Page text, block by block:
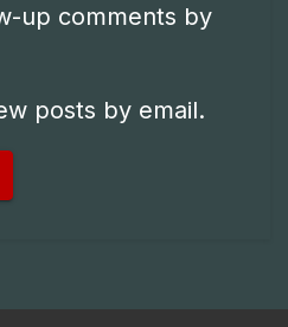
up comments by
posts by email.